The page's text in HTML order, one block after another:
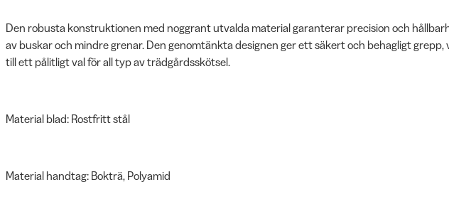
Den robusta konstruktionen med noggrant utvalda material garanterar precision och
av buskar och mindre grenar. Den genomtänkta designen ger ett säkert och behagligt grepp,
till ett pålitligt val för all typ av trädgårdsskötsel.
Material blad: Rostfritt stål
Material handtag: Bokträ, Polyamid